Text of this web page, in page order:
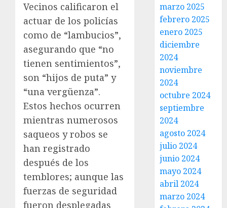
Vecinos calificaron el
actuar de los policías
como de “lambucios”,
asegurando que “no
tienen sentimientos”,
son “hijos de puta” y
“una vergüenza”.
Estos hechos ocurren
mientras numerosos
saqueos y robos se
han registrado
después de los
temblores; aunque las
fuerzas de seguridad
fueron desplegadas
marzo 2025
febrero 2025
enero 2025
diciembre
2024
noviembre
2024
octubre 2024
septiembre
2024
agosto 2024
julio 2024
junio 2024
mayo 2024
abril 2024
marzo 2024